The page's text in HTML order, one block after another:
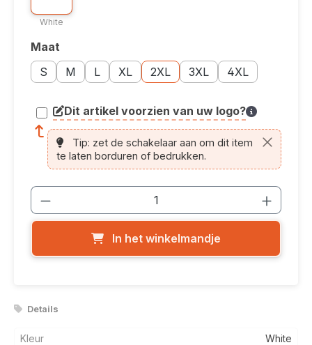
White
Selecteer
Maat
S
Maatoptie: S
M
Maatoptie: M
L
Maatoptie: L
XL
Maatoptie: XL
2XL
Maatoptie: 2XL
3XL
Maatoptie: 3XL
4XL
Maatoptie: 4XL
Dit artikel voorzien van uw logo?
article.printing.helptext
Tip: zet de schakelaar aan om dit item
te laten borduren of bedrukken.
Producthoeveelheid: Voer de
In het winkelmandje
Details
Kleur White